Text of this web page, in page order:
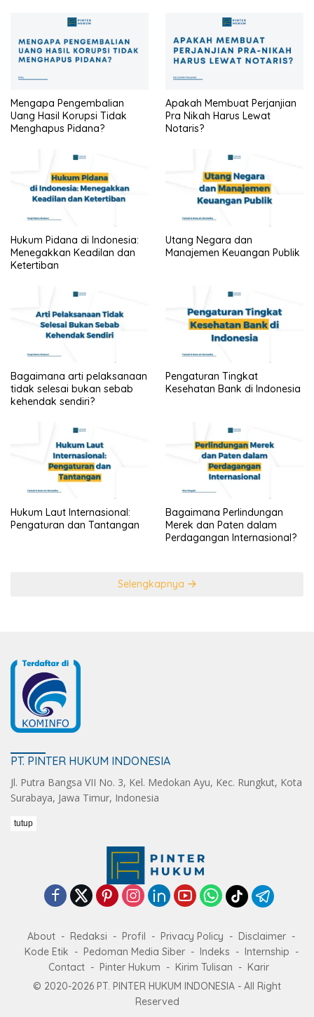
Mengapa Pengembalian
Uang Hasil Korupsi Tidak
Menghapus Pidana?
Apakah Membuat Perjanjian
Pra Nikah Harus Lewat
Notaris?
Hukum Pidana di Indonesia:
Menegakkan Keadilan dan
Ketertiban
Utang Negara dan
Manajemen Keuangan Publik
Bagaimana arti pelaksanaan
tidak selesai bukan sebab
kehendak sendiri?
Pengaturan Tingkat
Kesehatan Bank di Indonesia
Hukum Laut Internasional:
Pengaturan dan Tantangan
Bagaimana Perlindungan
Merek dan Paten dalam
Perdagangan Internasional?
Selengkapnya
PT. PINTER HUKUM INDONESIA
Jl. Putra Bangsa VII No. 3, Kel. Medokan Ayu, Kec. Rungkut, Kota
Surabaya, Jawa Timur, Indonesia
About Redaksi Profil Privacy Policy
Disclaimer
Kode Etik
Pedoman Media Siber Indeks
Internship
Contact
Pinter Hukum Kirim Tulisan
Karir
© 2020-2026 PT. PINTER HUKUM INDONESIA - All Right
Reserved
tutup